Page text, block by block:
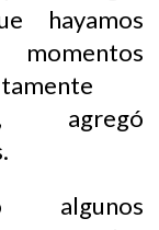
hayamos
momentos
agregó
algunos